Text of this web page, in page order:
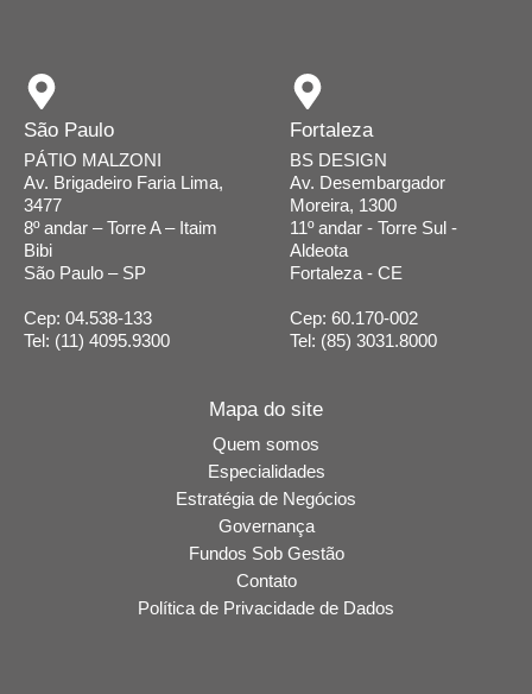
São Paulo
PÁTIO MALZONI
Av. Brigadeiro Faria Lima,
3477
8º andar – Torre A – Itaim
Bibi
São Paulo – SP
Cep: 04.538-133
Tel: (11) 4095.9300
Fortaleza
BS DESIGN
Av. Desembargador
Moreira, 1300
11º andar - Torre Sul -
Aldeota
Fortaleza - CE
Cep: 60.170-002
Tel: (85) 3031.8000
Mapa do site
Quem somos
Especialidades
Estratégia de Negócios
Governança
Fundos Sob Gestão
Contato
Política de Privacidade de Dados